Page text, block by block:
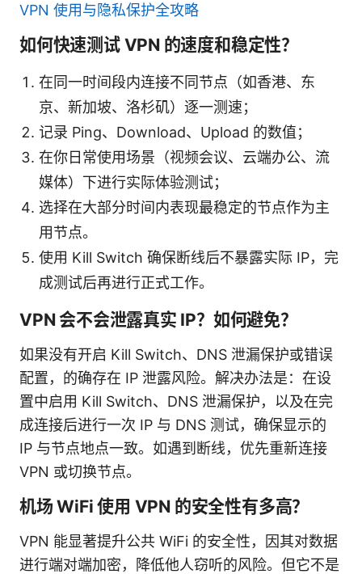
VPN 使用与隐私保护全攻略
如何快速测试 VPN 的速度和稳定性？
在同一时间段内连接不同节点（如香港、东
京、新加坡、洛杉矶）逐一测速；
记录 Ping、Download、Upload 的数值；
在你日常使用场景（视频会议、云端办公、流
媒体）下进行实际体验测试；
选择在大部分时间内表现最稳定的节点作为主
用节点。
使用 Kill Switch 确保断线后不暴露实际 IP，完
成测试后再进行正式工作。
VPN 会不会泄露真实 IP？如何避免？
如果没有开启 Kill Switch、DNS 泄漏保护或错误
配置，的确存在 IP 泄露风险。解决办法是：在设
置中启用 Kill Switch、DNS 泄漏保护，以及在完
成连接后进行一次 IP 与 DNS 测试，确保显示的
IP 与节点地点一致。如遇到断线，优先重新连接
VPN 或切换节点。
机场 WiFi 使用 VPN 的安全性有多高？
VPN 能显著提升公共 WiFi 的安全性，因其对数据
进行端对端加密，降低他人窃听的风险。但它不是